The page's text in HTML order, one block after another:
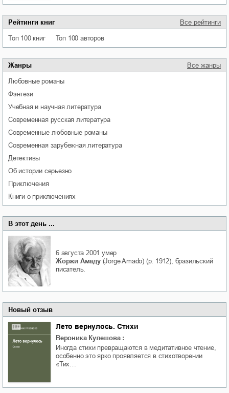
Рейтинги книг Все рейтинги
Топ 100 книг Топ 100 авторов
Жанры Все жанры
любовные романы
фэнтези
учебная и научная литература
современная русская литература
современные любовные романы
современная зарубежная литература
детективы
об истории серьезно
приключения
книги о приключениях
В этот день ...
6 августа 2001 умер
Жоржи Амаду(Jorge Amado) (р. 1912), бразильский
писатель.
Новый отзыв
Лето вернулось. Стихи
Вероника Кулешова :
Иногда стихи превращаются в медитативное чтение,
особенно это ярко проявляется в стихотворении
«Тих…